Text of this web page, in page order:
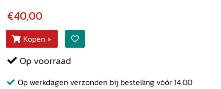
€40,00
Kopen
Op voorraad
Op werkdagen verzonden bij bestelling vóór 14.00